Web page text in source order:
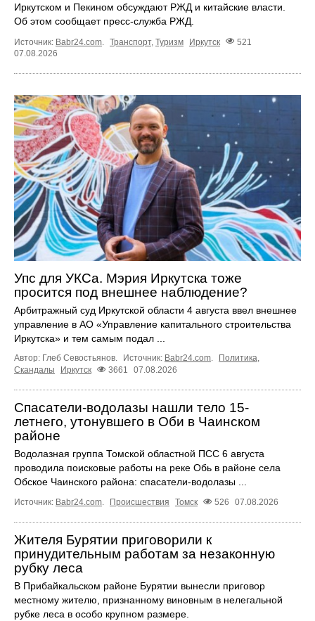
Иркутском и Пекином обсуждают РЖД и китайские власти.
Об этом сообщает пресс‑служба РЖД.
Источник: Babr24.com Транспорт, Туризм Иркутск
521
07.08.2026
Упс для УКСа. Мэрия Иркутска тоже
просится под внешнее наблюдение?
Арбитражный суд Иркутской области 4 августа ввел внешнее
управление в АО «Управление капитального строительства
Иркутска» и тем самым подал ...
Автор: Глеб Севостьянов. Источник: Babr24.com. Политика,
Скандалы
Иркутск 3661 07.08.2026
Спасатели-водолазы нашли тело 15-
летнего, утонувшего в Оби в Чаинском
районе
Водолазная группа Томской областной ПСС 6 августа
проводила поисковые работы на реке Обь в районе села
Обское Чаинского района: спасатели-водолазы ...
Источник: Babr24.com. Происшествия Томск 526 07.08.2026
Жителя Бурятии приговорили к
принудительным работам за незаконную
рубку леса
В Прибайкальском районе Бурятии вынесли приговор
местному жителю, признанному виновным в нелегальной
рубке леса в особо крупном размере.